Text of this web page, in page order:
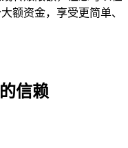
额资金，享受更简单、
信赖